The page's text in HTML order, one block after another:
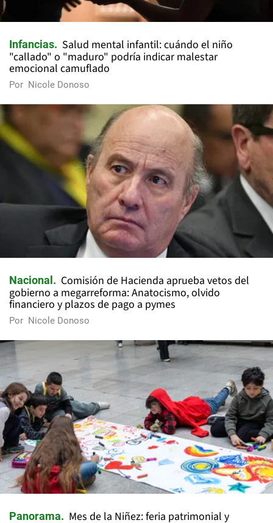
Infancias
Salud mental infantil: cuándo el niño
"callado" o "maduro" podría indicar malestar
emocional camuflado
Por Nicole Donoso
Nacional
Comisión de Hacienda aprueba vetos del
gobierno a megarreforma: Anatocismo, olvido
financiero y plazos de pago a pymes
Por Nicole Donoso
Panorama
Mes de la Niñez: feria patrimonial y